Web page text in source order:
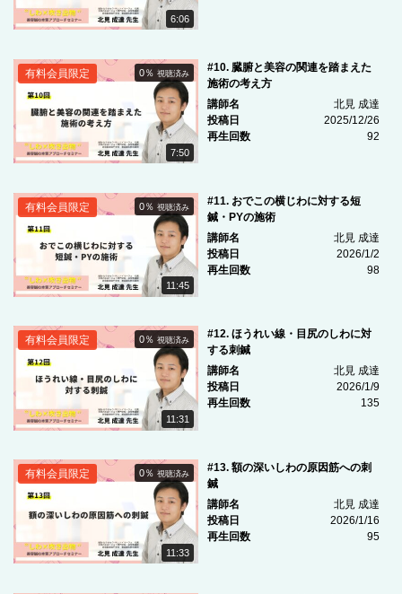
6:06
7:50
0％視聴済み
有料会員限定
#10. 臓腑と美容の関連を踏まえた
施術の考え方
講師名
北見 成達
投稿日
2025/12/26
再生回数
92
11:45
0％視聴済み
有料会員限定
#11. おでこの横じわに対する短
鍼・PYの施術
講師名
北見 成達
投稿日
2026/1/2
再生回数
98
11:31
0％視聴済み
有料会員限定
#12. ほうれい線・目尻のしわに対
する刺鍼
講師名
北見 成達
投稿日
2026/1/9
再生回数
135
11:33
0％視聴済み
有料会員限定
#13. 額の深いしわの原因筋への刺
鍼
講師名
北見 成達
投稿日
2026/1/16
再生回数
95